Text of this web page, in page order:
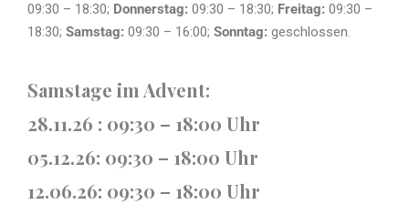
09:30 – 18:30; Donnerstag: 09:30 – 18:30; Freitag: 09:30 –
18:30; Samstag: 09:30 – 16:00; Sonntag: geschlossen.
Samstage im Advent:
28.11.26 : 09:30 – 18:00 Uhr
05.12.26: 09:30 – 18:00 Uhr
12.06.26: 09:30 – 18:00 Uhr